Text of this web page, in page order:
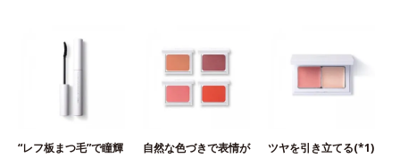
“レフ板まつ毛”で瞳輝
自然な色づきで表情が
ツヤを引き立てる(*1)